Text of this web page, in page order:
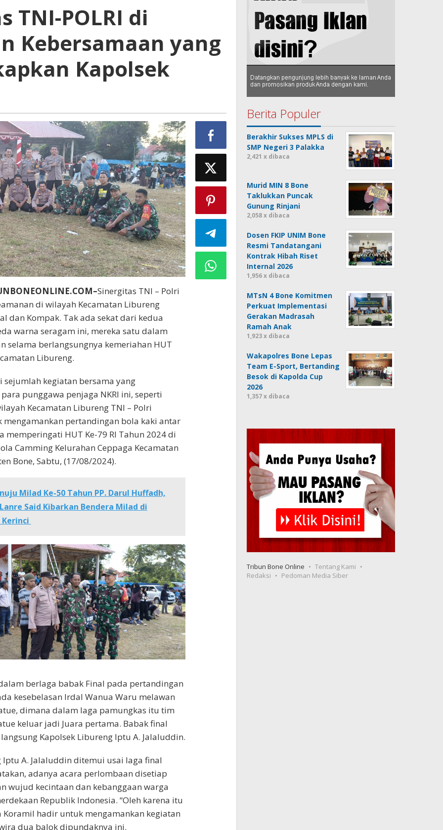
TNI-POLRI di
Kebersamaan yang
Kapolsek
Sinergitas TNI – Polri
di wilayah Kecamatan Libureng
dan Kompak. Tak ada sekat dari kedua
warna seragam ini, mereka satu dalam
selama berlangsungnya kemeriahan HUT
Libureng.
kegiatan bersama yang
punggawa penjaga NKRI ini, seperti
Kecamatan Libureng TNI – Polri
mengamankan pertandingan bola kaki antar
memperingati HUT Ke-79 RI Tahun 2024 di
Camming Kelurahan Ceppaga Kecamatan
Bone, Sabtu, (17/08/2024).
Milad Ke-50 Tahun PP. Darul Huffadh,
Said Kibarkan Bendera Milad di
Kerinci
berlaga babak Final pada pertandingan
kesebelasan Irdal Wanua Waru melawan
dimana dalam laga pamungkas itu tim
keluar jadi Juara pertama. Babak final
Kapolsek Libureng Iptu A. Jalaluddin.
Iptu A. Jalaluddin ditemui usai laga final
adanya acara perlombaan disetiap
wujud kecintaan dan kebanggaan warga
Republik Indonesia. “Oleh karena itu
Koramil hadir untuk mengamankan kegiatan
dua balok dipundaknya ini.
Berita Populer
Berakhir Sukses MPLS di
SMP Negeri 3 Palakka
2,421 x dibaca
Murid MIN 8 Bone
Taklukkan Puncak
Gunung Rinjani
2,058 x dibaca
Dosen FKIP UNIM Bone
Resmi Tandatangani
Kontrak Hibah Riset
Internal 2026
1,956 x dibaca
MTsN 4 Bone Komitmen
Perkuat Implementasi
Gerakan Madrasah
Ramah Anak
1,923 x dibaca
Wakapolres Bone Lepas
Team E-Sport, Bertanding
Besok di Kapolda Cup
2026
1,357 x dibaca
Tribun Bone Online
Tentang Kami
Redaksi
Pedoman Media Siber